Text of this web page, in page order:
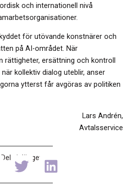
och internationell nivå
för utövande konstnärer och
på AI-området. När
rättigheter, ersättning och kontroll
kollektiv dialog uteblir, anser
ytterst får avgöras av politiken
Lars Andrén,
Avtalsservice
Dela inlägget